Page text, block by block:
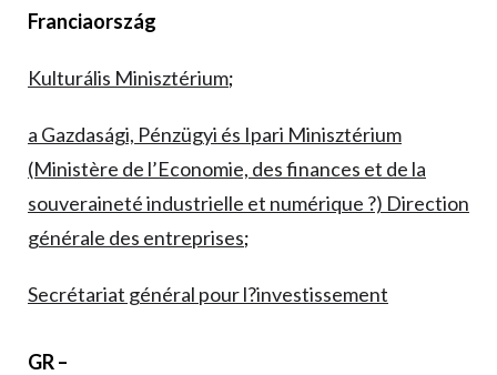
Franciaország
Kulturális Minisztérium;
a Gazdasági, Pénzügyi és Ipari Minisztérium
(Ministère de l’Economie, des finances et de la
souveraineté industrielle et numérique ?) Direction
générale des entreprises;
Secrétariat général pour l?investissement
GR –